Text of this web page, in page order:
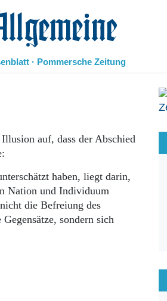
· Pommersche Zeitung
auf, dass der Abschied
haben, liegt darin,
Nation und Individuum
die Befreiung des
sondern sich